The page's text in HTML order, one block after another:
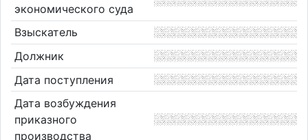
экономического суда
Взыскатель
Должник
Дата поступления
Дата возбуждения
приказного
производства